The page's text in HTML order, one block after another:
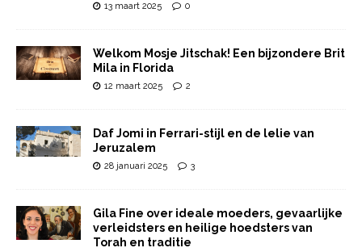
13 maart 2025 0
Welkom Mosje Jitschak! Een bijzondere Brit
Mila in Florida
12 maart 2025 2
Daf Jomi in Ferrari-stijl en de lelie van
Jeruzalem
28 januari 2025 3
Gila Fine over ideale moeders, gevaarlijke
verleidsters en heilige hoedsters van
Torah en traditie